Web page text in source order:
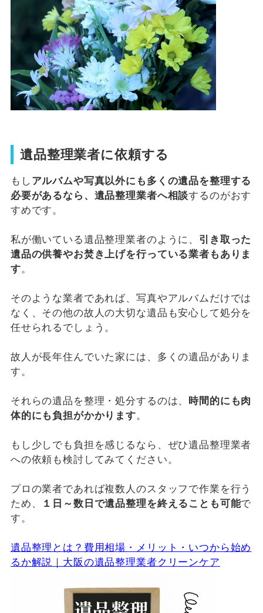
遺品整理業者に依頼する
もし アルバムや写真以外にも多くの遺品を整理する
必要があるなら、遺品整理業者へ相談するのがおす
すめです。
私が働いている遺品整理業者のように、 引き取った
遺品の供養やお焚き上げを行っている業者もありま
す。
そのような業者であれば、写真やアルバムだけでは
なく、その他の故人の大切な遺品も安心して処分を
任せられるでしょう。
故人が長年住んでいた家には、多くの遺品がありま
す。
それらの遺品を整理・処分するのは、 時間的にも肉
体的にも負担がかかります。
もし少しでも負担を感じるなら、ぜひ遺品整理業者
への依頼も検討してみてください。
プロの業者であれば複数人のスタッフで作業を行う
ため、
１日～数日で遺品整理を終えることも可能で
す。
遺品整理とは？費用相場・メリット・いつから始め
るか解説｜大阪の遺品整理業者クリーンケア